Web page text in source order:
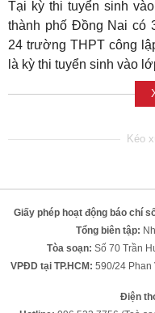
Tại kỳ thi tuyển sinh
thành phố Đồng Nai có
24 trường THPT công
là kỳ thi tuyển sinh vào
Giấy phép hoạt động báo chí
Tổng biên tập:
Tòa soạn: Số 70 Trần
VPĐD tại TP.HCM: 590/24 Phan
Điện